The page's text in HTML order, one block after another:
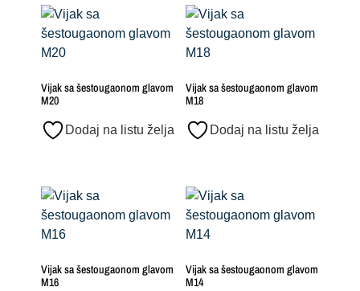
Vijak sa šestougaonom glavom
M20
Dodaj na listu želja
Vijak sa šestougaonom glavom
M18
Dodaj na listu želja
Vijak sa šestougaonom glavom
M16
Vijak sa šestougaonom glavom
M14